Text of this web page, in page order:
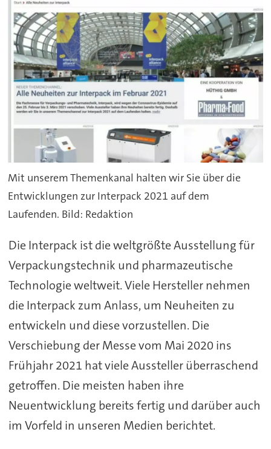
Mit unserem Themenkanal halten wir Sie über die
Entwicklungen zur Interpack 2021 auf dem
Laufenden. Bild: Redaktion
Die Interpack ist die weltgrößte Ausstellung für
Verpackungstechnik und pharmazeutische
Technologie weltweit. Viele Hersteller nehmen
die Interpack zum Anlass, um Neuheiten zu
entwickeln und diese vorzustellen. Die
Verschiebung der Messe vom Mai 2020 ins
Frühjahr 2021 hat viele Aussteller überraschend
getroffen. Die meisten haben ihre
Neuentwicklung bereits fertig und darüber auch
im Vorfeld in unseren Medien berichtet.